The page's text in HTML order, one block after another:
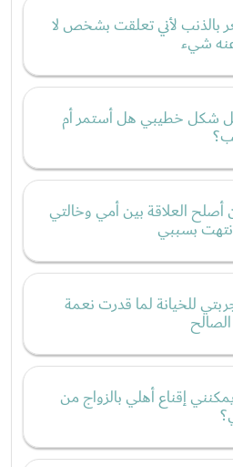
بالذنب لأني تعلقت بشخص لا
شيء
شكل خطيبي هل أستمر أم
أصلح العلاقة بين أمي وخالتي
بسببي
للخيانة لما قدرت نعمة
إقناع أهلي بالزواج من